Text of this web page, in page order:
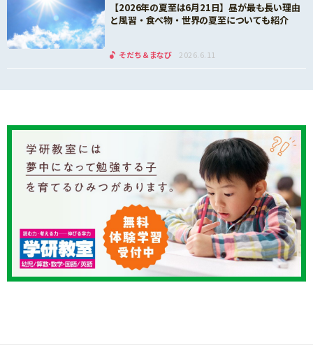
【2026年の夏至は6月21日】昼が最も長い理由
と風習・食べ物・世界の夏至についても紹介
そだち＆まなび 2026.6.11